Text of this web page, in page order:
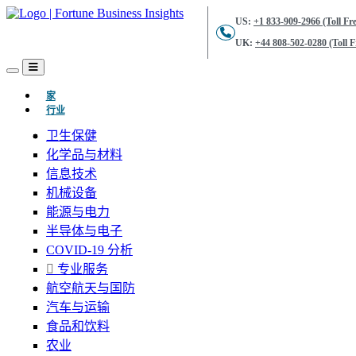
US: +1 833-909-2966 (Toll
UK: +44 808-502-0280 (Toll
家(当前的)
行业
卫生保健
化学品与材料
信息技术
机械设备
能源与电力
半导体与电子
COVID-19 分析
专业服务
航空航天与国防
汽车与运输
食品和饮料
农业